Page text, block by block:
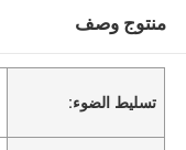
منتوج وصف
تسليط الضوء: